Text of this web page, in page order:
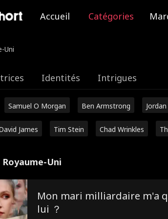
Accueil Catégories
Uni
Identités Intrigues
Samuel O Morgan Ben Armstrong
James Tim Stein Chad Wrinkles
Uni
Mon mari milliardaire m'a
lui ？